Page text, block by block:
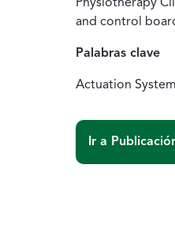
Physiotherapy
and control
Palabras clave
Actuation
Ir a